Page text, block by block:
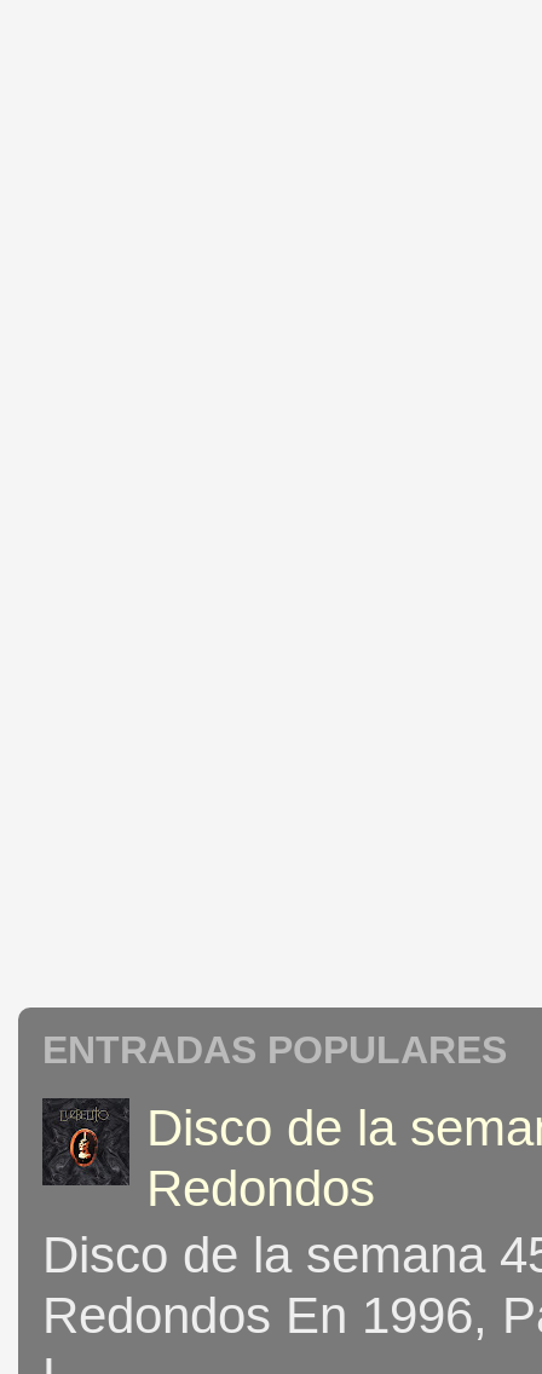
ENTRADAS POPULARES
Disco de la
Redondos
Disco de la semana
Redondos En 1996,